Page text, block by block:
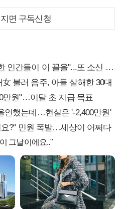
면 구독신청
간들이 이 꼴을"...또 소신 발언
불러 음주, 아들 살해한 30대
만원"…이달 초 지급 목표
인했는데…현실은 '-2,400만원'
?" 민원 폭발…세상이 어쩌다
그날이에요.."